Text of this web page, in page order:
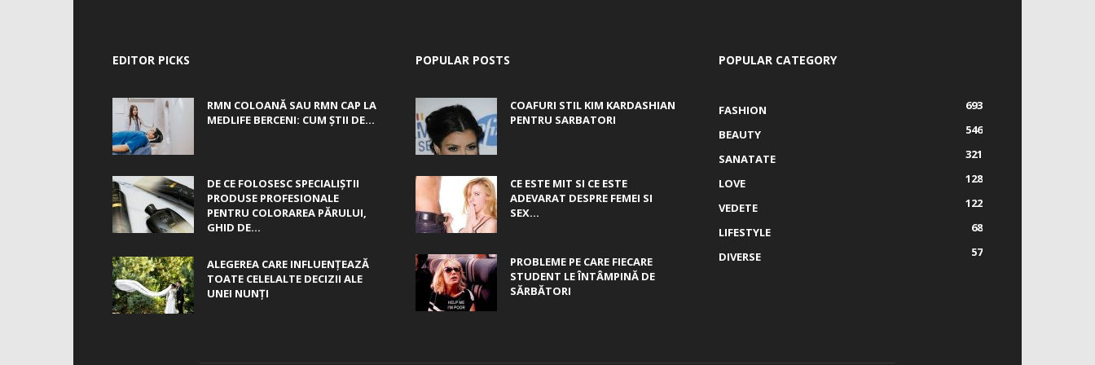
EDITOR PICKS
RMN COLOANĂ SAU RMN CAP LA
MEDLIFE BERCENI: CUM ȘTII DE...
DE CE FOLOSESC SPECIALIȘTII
PRODUSE PROFESIONALE
PENTRU COLORAREA PĂRULUI,
GHID DE...
ALEGEREA CARE INFLUENȚEAZĂ
TOATE CELELALTE DECIZII ALE
UNEI NUNȚI
POPULAR POSTS
COAFURI STIL KIM KARDASHIAN
PENTRU SARBATORI
CE ESTE MIT SI CE ESTE
ADEVARAT DESPRE FEMEI SI
SEX...
PROBLEME PE CARE FIECARE
STUDENT LE ÎNTÂMPINĂ DE
SĂRBĂTORI
POPULAR CATEGORY
FASHION
693
BEAUTY
546
SANATATE
321
LOVE
128
VEDETE
122
LIFESTYLE
68
DIVERSE
57